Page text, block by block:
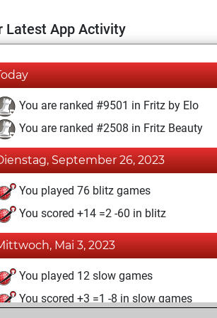
Latest App Activity
You are ranked #9501 in Fritz by Elo
You are ranked #2508 in Fritz Beauty
September 26, 2023
You played 76 blitz games
You scored +14 =2 -60 in blitz
Mai 3, 2023
You played 12 slow games
You scored +3 =1 -8 in slow games